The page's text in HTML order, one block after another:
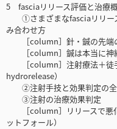
5 fasciaリリース評価と治療
①さまざまなfasciaリリー
み合わせ方
［column］針・鍼の先端
［column］鍼は本当に神
［column］注射療法＋徒
hydrorelease）
②注射手技と効果判定の全
③注射の治療効果判定
［column］リリースで悪
ットフォール）